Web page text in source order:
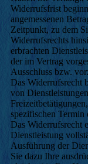
Widerrufsfrist
angemessenen
Zeitpunkt, zu dem
Widerrufsrechts
erbrachten
der im Vertrag
Ausschluss bzw.
Das Widerrufsrecht
von
spezifischen Termin
Das Widerrufsrecht
Dienstleistung
Ausführung der
Sie dazu Ihre